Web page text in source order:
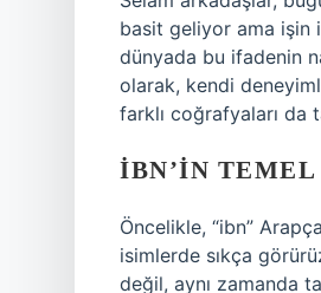
basit geliyor ama işin
dünyada bu ifadenin
olarak, kendi
farklı coğrafyaları
İBN’IN
Öncelikle, “ibn”
isimlerde sıkça
değil, aynı zamanda